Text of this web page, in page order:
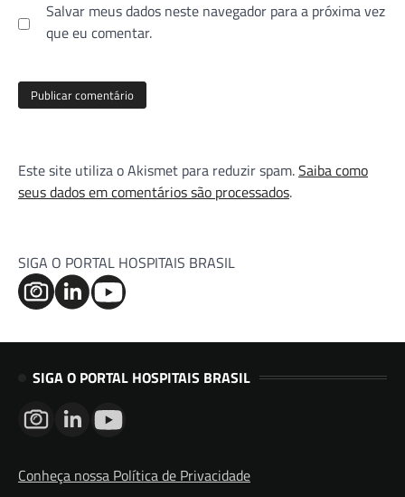
Salvar meus dados neste navegador para a próxima vez
que eu comentar.
Este site utiliza o Akismet para reduzir spam.Saiba como
seus dados em comentários são processados.
SIGA O PORTAL HOSPITAIS BRASIL
SIGA O PORTAL HOSPITAIS BRASIL
Conheça nossa Política de Privacidade